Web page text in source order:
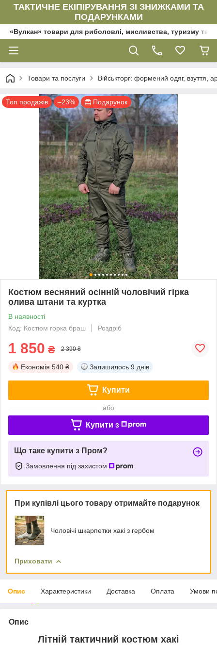
ТАКТИЧНЕ ЕКІПІРУВАННЯ ЗІ ЗНИЖКАМИ ТА
ПОДАРУНКАМИ
«Вулкан» товари для риболовлі, мисливства, туризму та
Товари та послуги Військторг: формений одяг, взуття,
Топ продажів –23% Подарунок
Костюм весняний осінній чоловічий гірка
олива штани та куртка
В наявності
Код: Костюм горка браш
Роздріб
1 850 ₴ 2 390 ₴
Економія 540 ₴ Залишилось 9 днів
Купити
або
Купити з
Що таке купити з Пром?
Замовлення під захистом
При купівлі цього товару отримайте подарунок
Чоловічі шкарпетки хакі з гербом
Приховати
Опис Характеристики Доставка Оплата Умови
Опис
Літній тактичний костюм хакі